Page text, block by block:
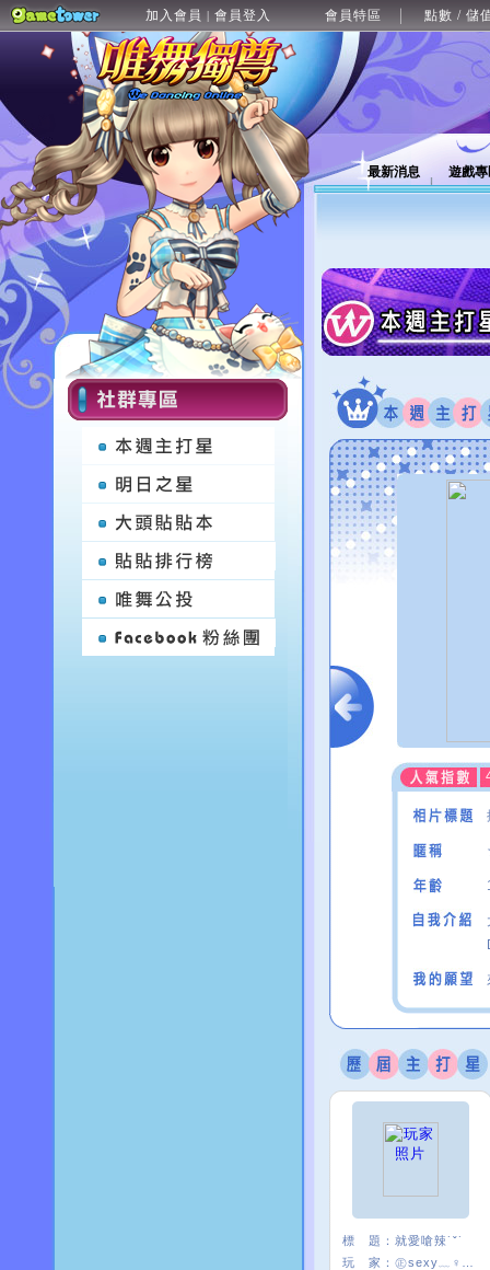
加入會員 | 會員登入 會員特區 點數 / 儲
最新消息 遊戲
標 題： 就愛嗆辣˙ˇ˙
玩 家：